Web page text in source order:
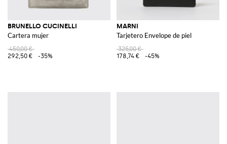
BRUNELLO CUCINELLI
Cartera mujer
450,00 €
292,50 €
-35%
MARNI
Tarjetero Envelope de piel
325,00 €
178,74 €
-45%